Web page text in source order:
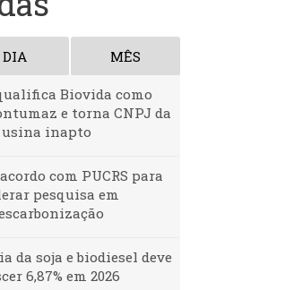
DIA MÊS
Biovida como
e torna CNPJ da
usina inapto
com PUCRS para
pesquisa em
da soja e biodiesel deve
6,87% em 2026